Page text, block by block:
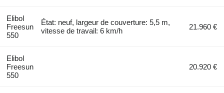
Elibol
Freesun
550
État: neuf, largeur de couverture: 5,5 m,
vitesse de travail: 6 km/h
21.960 €
Elibol
Freesun
550
20.920 €